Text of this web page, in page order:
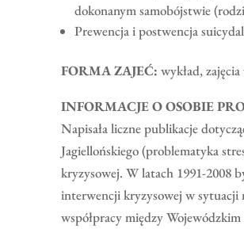
dokonanym samobójstwie
Prewencja i postwencja
FORMA ZAJEĆ: wykład,
INFORMACJE O OSOBIE
Napisała liczne publikacje
Jagiellońskiego (problematyka
kryzysowej. W latach 1991-2008
interwencji kryzysowej w sytuacji
współpracy między